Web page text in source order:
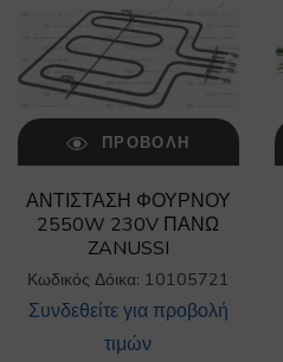
ΠΡΟΒΟΛΉ
ΑΝΤΙΣΤΑΣΗ ΦΟΥΡΝΟΥ
2550W 230V ΠΑΝΩ
ZANUSSI
Κωδικός Δόικα: 10105721
Συνδεθείτε για προβολή
τιμών